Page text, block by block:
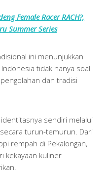
Female Racer RACH?,
Summer Series
ini menunjukkan
tidak hanya soal
dan tradisi
sendiri melalui
turun-temurun. Dari
rempah di Pekalongan,
kekayaan kuliner